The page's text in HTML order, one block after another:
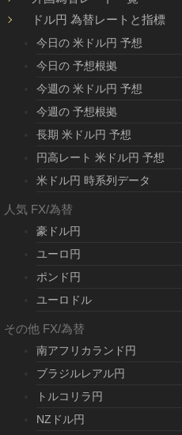
ドル円 為替レートと指標
今日の 米ドル円 予想
今日の 予想根拠
今週の 米ドル円 予想
今週の 予想根拠
長期 米ドル円 予想
円高レート 米ドル円 予想
米ドル円 時系列データ
人気 FX/為替
豪ドル円
ユーロ円
ポンド円
ユーロドル
その他 FX/為替
南アフリカランド円
ブラジルレアル円
トルコリラ円
NZドル円